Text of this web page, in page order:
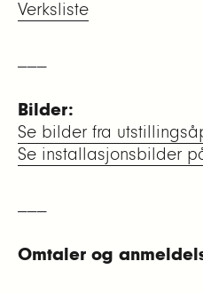
Verksliste
Bilder:
Se bilder fra
Se installasjonsbilder
Omtaler og